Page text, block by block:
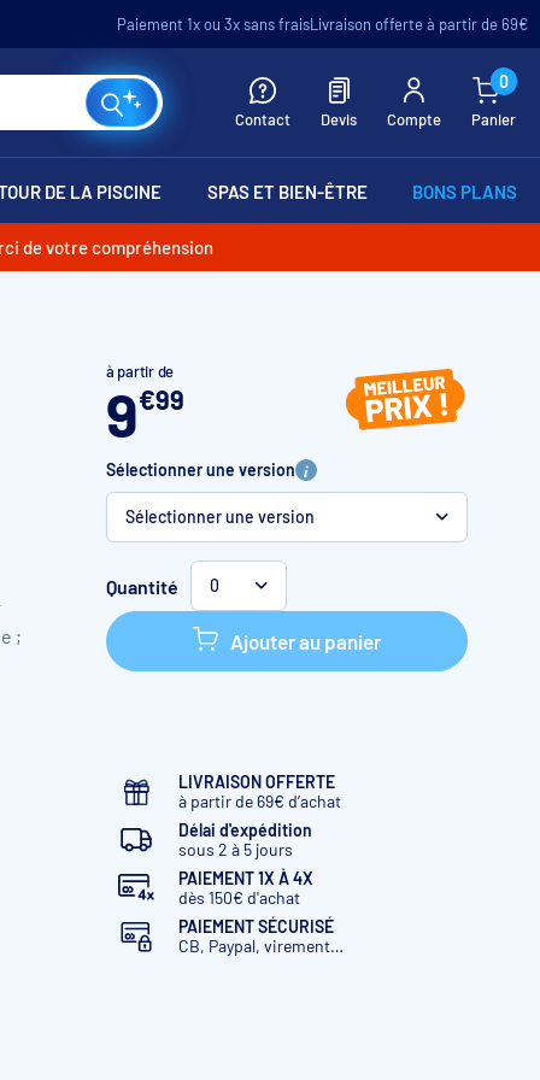
Paiement 1x ou 3x sans fraisLivraison offerte à partir de 69€
Contact Devis Compte
0
Panier
DE LA PISCINE SPAS ET BIEN-ÊTRE BONS PLANS
de votre compréhension
;
à partir de
9€99
Sélectionner une version
Sélectionner une version
Blanc
Quantité 0
Ajouter au panier
LIVRAISON OFFERTE
à partir de 69€ d’achat
Délai d'expédition
sous 2 à 5 jours
PAIEMENT 1X À 4X
dès 150€ d'achat
PAIEMENT SÉCURISÉ
CB, Paypal, virement…